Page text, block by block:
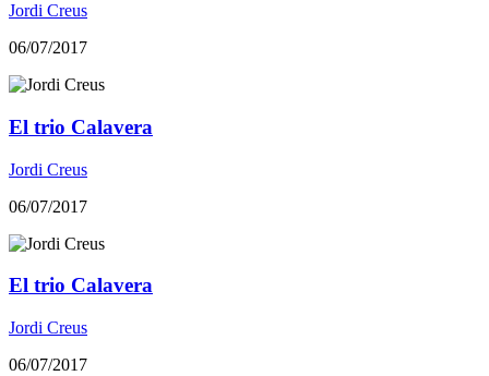
Jordi Creus
06/07/2017
El trio Calavera
Jordi Creus
06/07/2017
El trio Calavera
Jordi Creus
06/07/2017